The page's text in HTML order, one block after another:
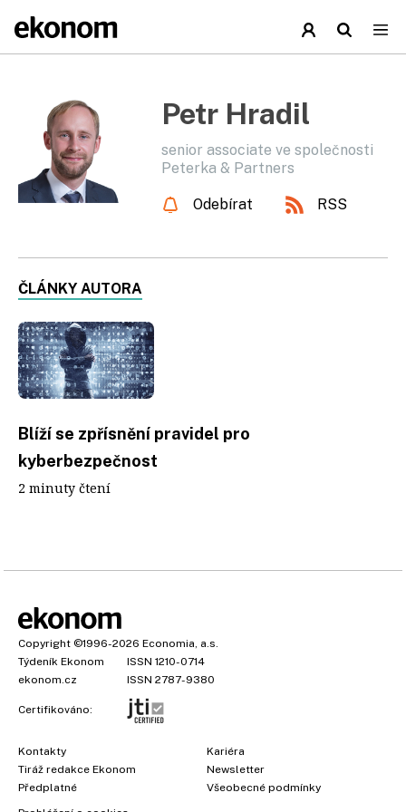
Petr Hradil
senior associate ve společnosti
Peterka & Partners
Odebírat RSS
ČLÁNKY AUTORA
Blíží se zpřísnění pravidel pro
kyberbezpečnost
2 minuty čtení
Copyright ©1996-2026 Economia, a.s.
Týdeník Ekonom
ISSN 1210-0714
ekonom.cz
ISSN 2787-9380
Certifikováno:
Kontakty
Tiráž redakce Ekonom
Předplatné
Kariéra
Newsletter
Všeobecné podmínky